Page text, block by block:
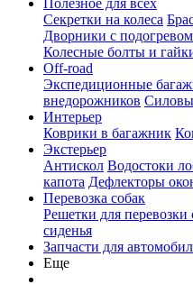
Полезное для всех
Секретки на колеса
Дворники с
Колесные болты и
Off-road
Экспедиционные
внедорожников
Интерьер
Коврики в багажник
Экстерьер
Антискол Водостоки
капота Дефлекторы
Перевозка собак
Решетки для перевозки
сиденья
Запчасти для
Еще